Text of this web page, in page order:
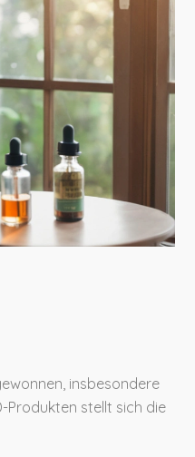
insbesondere
Produkten stellt sich die